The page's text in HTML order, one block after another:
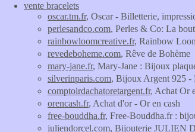
vente bracelets
oscar.tm.fr, Oscar - Billetterie,
perlesandco.com, Perles & Co: La
rainbowloomcreative.fr, Rainbow
revedeboheme.com, Rêve de Bohème
mary-jane.fr, Mary-Jane : Bijoux
silverinparis.com, Bijoux Argent 925 -
comptoirdachatoretargent.fr, Achat Or
orencash.fr, Achat d'or - Or en cash
free-bouddha.fr, Free-Bouddha.fr :
juliendorcel.com, Bijouterie JULIEN